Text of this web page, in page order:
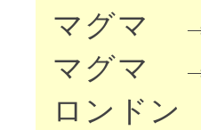
マグマ
マグマ
ロンド